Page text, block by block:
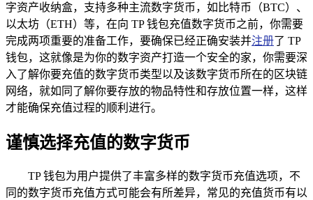
字资产收纳盒，支持多种主流数字货币，如比特币（BTC）、
以太坊（ETH）等，在向 TP 钱包充值数字货币之前，你需要
完成两项重要的准备工作，要确保已经正确安装并注册了 TP
钱包，这就像是为你的数字资产打造一个安全的家，你需要深
入了解你要充值的数字货币类型以及该数字货币所在的区块链
网络，就如同了解你要存放的物品特性和存放位置一样，这样
才能确保充值过程的顺利进行。
谨慎选择充值的数字货币
TP 钱包为用户提供了丰富多样的数字货币充值选项，不
同的数字货币充值方式可能会有所差异，常见的充值货币有以